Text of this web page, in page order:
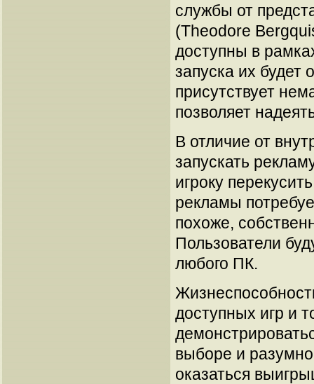
службы от
(Theodore
доступны в
запуска их будет
присутствует
позволяет
В отличие от
запускать
игроку
рекламы
похоже,
Пользователи
любого ПК.
доступных игр и
выборе и
оказаться